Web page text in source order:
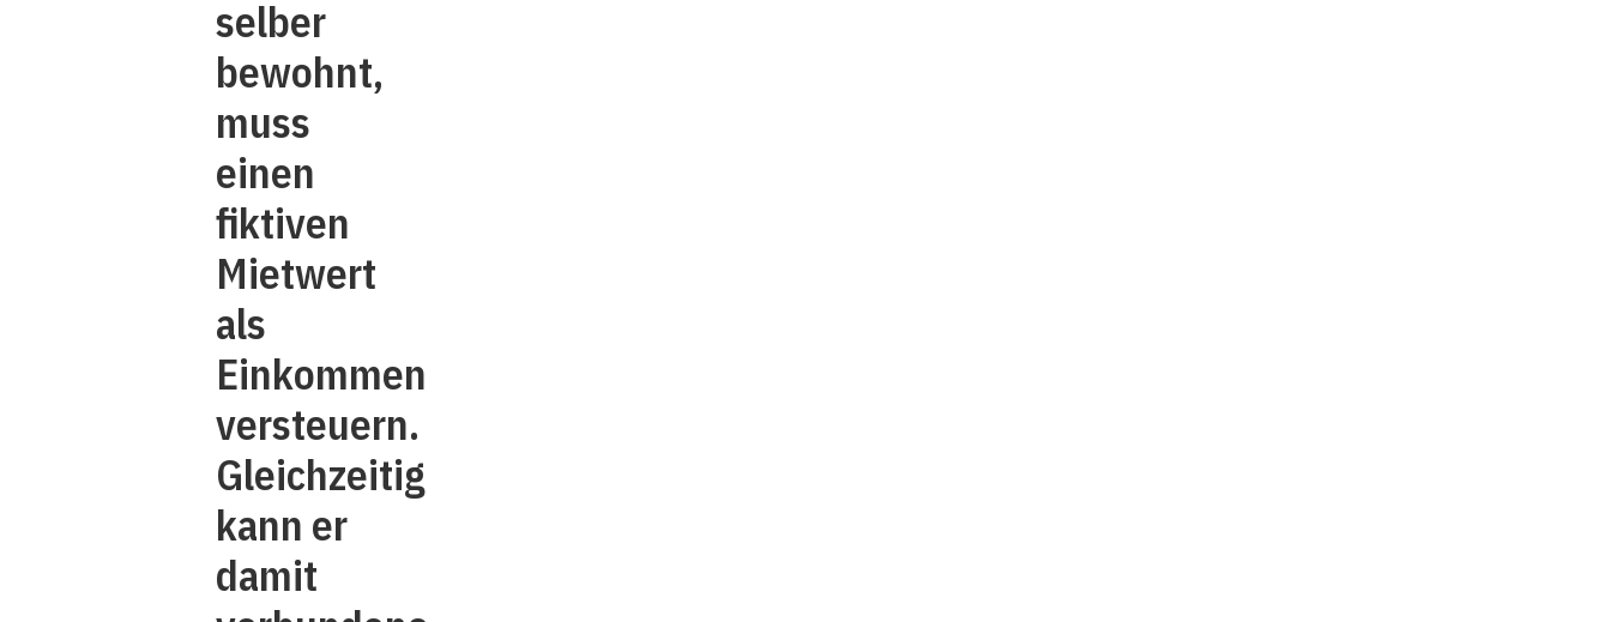
selber
bewohnt,
muss
einen
fiktiven
Mietwert
als
Einkommen
versteuern.
Gleichzeitig
kann er
damit